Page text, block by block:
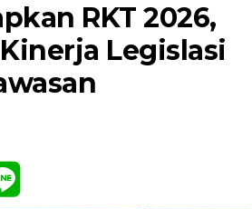
RKT 2026,
Legislasi